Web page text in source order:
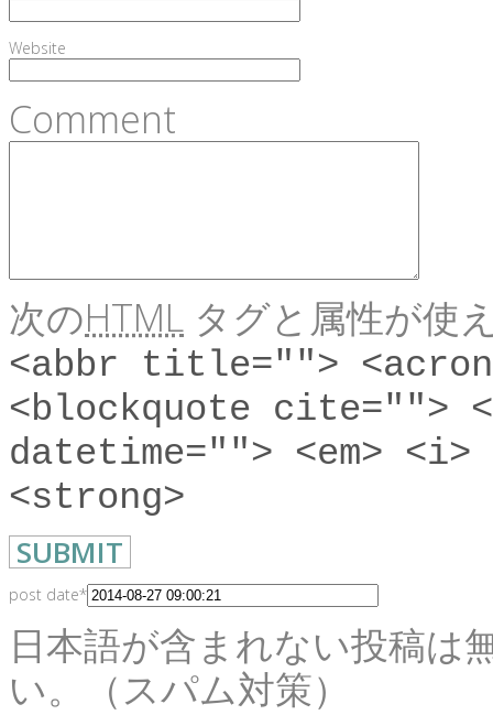
Website
Comment
次のHTML タグと属性が使
<abbr title="">
<blockquote cite="">
datetime=""> <em>
<strong>
post date*
日本語が含まれない投稿は
い。（スパム対策）